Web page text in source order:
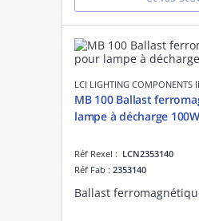
LCI LIGHTING COMPONENTS
MB 100 Ballast
lampe à décharge
Réf Rexel : LCN2353140
Réf Fab : 2353140